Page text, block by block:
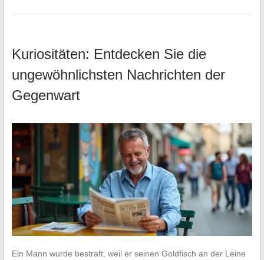
Kuriositäten: Entdecken Sie die
ungewöhnlichsten Nachrichten der
Gegenwart
Ein Mann wurde bestraft, weil er seinen Goldfisch an der Leine